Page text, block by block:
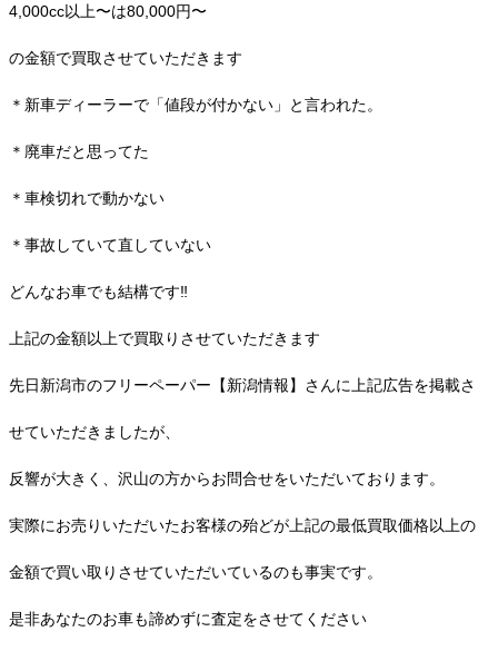
4,000cc以上〜は80,000円〜
の金額で買取させていただきます
＊新車ディーラーで「値段が付かない」と言われた。
＊廃車だと思ってた
＊車検切れで動かない
＊事故していて直していない
どんなお車でも結構です‼︎
上記の金額以上で買取りさせていただきます
先日新潟市のフリーペーパー【新潟情報】さんに上記広告を掲載さ
せていただきましたが、
反響が大きく、沢山の方からお問合せをいただいております。
実際にお売りいただいたお客様の殆どが上記の最低買取価格以上の
金額で買い取りさせていただいているのも事実です。
是非あなたのお車も諦めずに査定をさせてください